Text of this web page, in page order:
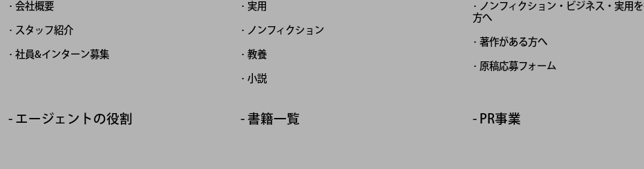
会社概要
スタッフ紹介
社員&インターン募集
実用
ノンフィクション
教養
小説
ノンフィクション・ビジネス・実用
方へ
著作がある方へ
原稿応募フォーム
エージェントの役割 書籍一覧 PR事業